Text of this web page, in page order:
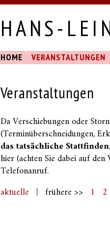
HANS-
HOME VERANSTALTUNGEN
Veranstaltungen
Da Verschiebungen oder
(Terminüberschneidungen,
das tatsächliche Stattfinden
hier (achten Sie dabei auf den
Telefonanruf.
aktuelle | frühere >> 1 2